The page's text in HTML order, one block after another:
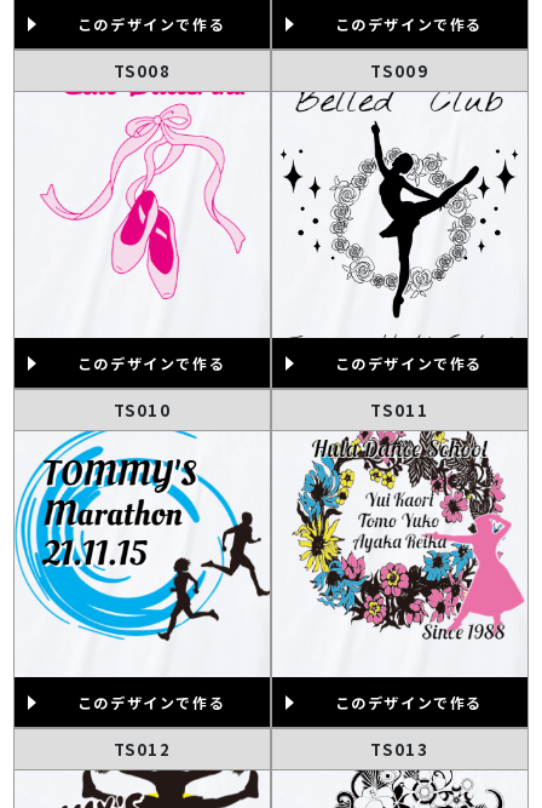
このデザインで作る このデザインで作る
TS008
このデザインで作る
TS009
このデザインで作る
TS010
このデザインで作る
TS011
このデザインで作る
TS012 TS013